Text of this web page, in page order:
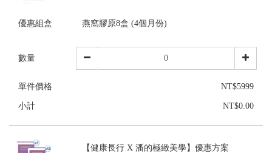
優惠組盒 燕窩膠原8盒 (4個月份)
數量
單件價格 NT$5999
小計 NT$0.00
【健康長行 X 潘的極緻美學】優惠方案